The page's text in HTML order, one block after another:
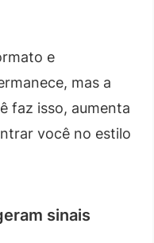
e
mas a
faz isso, aumenta
você no estilo
sinais